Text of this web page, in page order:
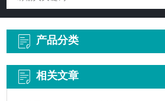
产品分类
相关文章